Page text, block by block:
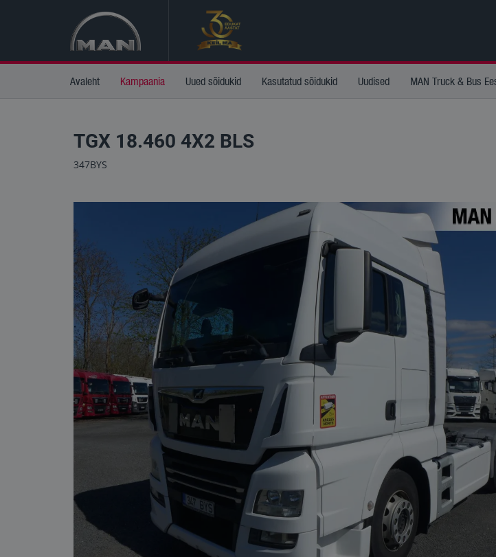
Avaleht Kampaania Uued sõidukid Kasutatud sõidukid Uudised MAN Truck & Bus
TGX 18.460 4X2 BLS
347BYS